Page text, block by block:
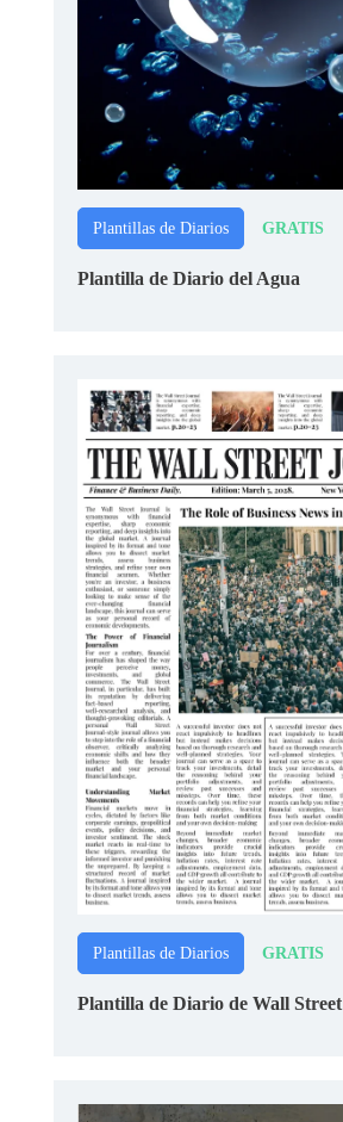
Plantillas de Diarios GRATIS
Plantilla de Diario del Agua
Plantillas de Diarios GRATIS
Plantilla de Diario de Wall Street